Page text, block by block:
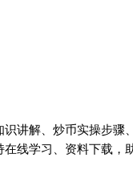
讲解、炒币实操步骤
线学习、资料下载，